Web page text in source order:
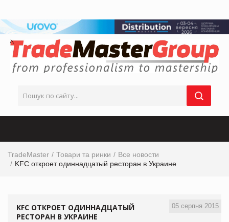
TradeMaster Товари та ринки
Все новости
KFC откроет одиннадцатый ресторан в Украине
05 серпня 2015
KFC ОТКРОЕТ ОДИННАДЦАТЫЙ
РЕСТОРАН В УКРАИНЕ